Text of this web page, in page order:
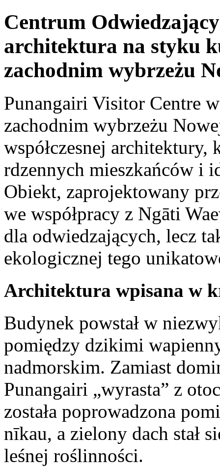
Centrum
architektura na styku
zachodnim wybrzeżu
Punangairi Visitor Centre
zachodnim wybrzeżu
współczesnej architektury,
rdzennych mieszkańców i
Obiekt, zaprojektowany
we współpracy z Ngāti
dla odwiedzających, lecz
ekologicznej tego
Architektura wpisana w
Budynek powstał w
pomiędzy dzikimi
nadmorskim. Zamiast
Punangairi „wyrasta” z
została poprowadzona
nīkau, a zielony dach stał
leśnej roślinności.